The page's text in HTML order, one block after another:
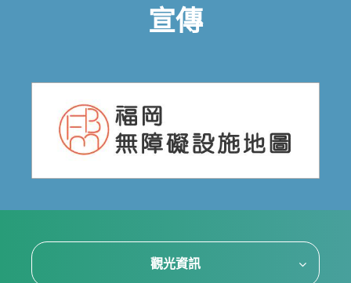
宣傳
觀光資訊